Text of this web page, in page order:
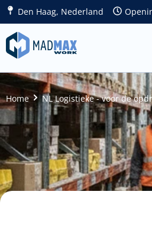
Den Haag, Nederland
Home NL Logistieke - voor de